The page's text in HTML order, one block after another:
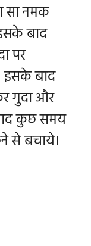
सा नमक
बाद
पर
इसके बाद
गुदा और
कुछसमय
से बचाये।